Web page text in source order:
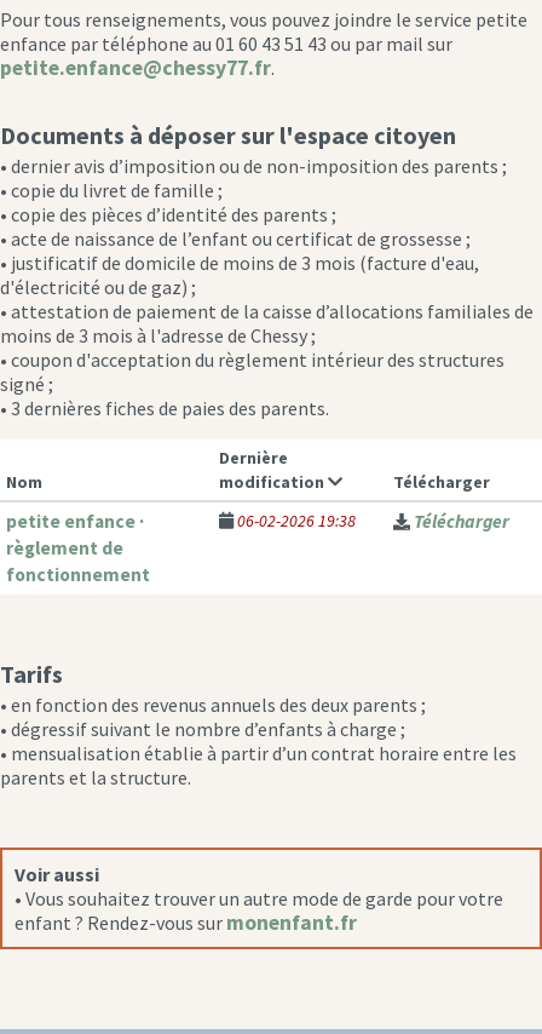
Pour tous renseignements, vous pouvez joindre le service petite
enfance par téléphone au 01 60 43 51 43 ou par mail sur
petite.enfance@chessy77.fr.
Documents à déposer sur l'espace citoyen
• dernier avis d’imposition ou de non-imposition des parents ;
• copie du livret de famille ;
• copie des pièces d’identité des parents ;
• acte de naissance de l’enfant ou certificat de grossesse ;
• justificatif de domicile de moins de 3 mois (facture d'eau,
d'électricité ou de gaz) ;
• attestation de paiement de la caisse d’allocations familiales de
moins de 3 mois à l'adresse de Chessy ;
• coupon d'acceptation du règlement intérieur des structures
signé ;
• 3 dernières fiches de paies des parents.
Nom
Dernière
modification
Télécharger
petite enfance ·
règlement de
fonctionnement
06-02-2026 19:38 Télécharger
Tarifs
• en fonction des revenus annuels des deux parents ;
• dégressif suivant le nombre d’enfants à charge ;
• mensualisation établie à partir d’un contrat horaire entre les
parents et la structure.
Voir aussi
• Vous souhaitez trouver un autre mode de garde pour votre
enfant ? Rendez-vous sur monenfant.fr